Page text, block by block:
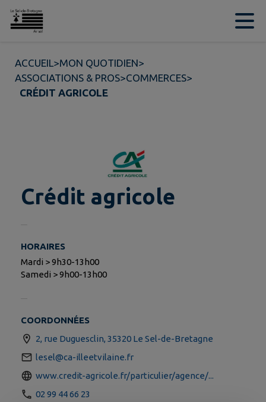
Contenu
ACCUEIL>MON QUOTIDIEN>
ASSOCIATIONS & PROS>COMMERCES>
CRÉDIT AGRICOLE
Crédit agricole
HORAIRES
Mardi > 9h30-13h00
Samedi > 9h00-13h00
COORDONNÉES
2, rue Duguesclin, 35320 Le Sel-de-Bretagne
lesel@ca-illeetvilaine.fr
www.credit-agricole.fr/particulier/agence/...
02 99 44 66 23